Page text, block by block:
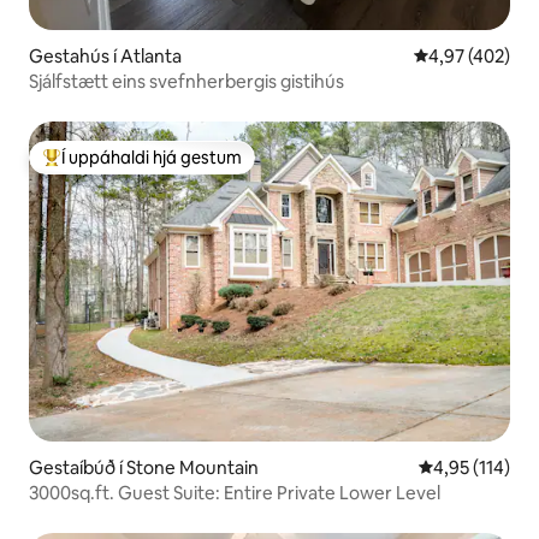
Gestahús í Atlanta 4,97 af 5 í
4,97 (402)
Sjálfstætt eins svefnherbergis gistihús
Í mestu uppáhaldi hjá gestum
Í uppáhaldi hjá gestum
Gestaíbúð í Stone Mountain 4,95 af 5 í
4,95 (114)
3000sq.ft. Guest Suite: Entire Private Lower Level